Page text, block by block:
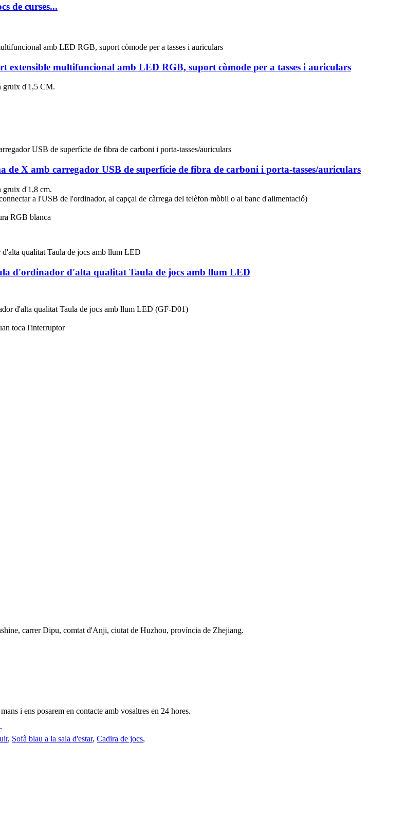
de curses...
extensible multifuncional amb LED RGB, suport còmode per a tasses i auriculars
gruix d'1,5 CM.
X amb carregador USB de superfície de fibra de carboni i porta-tasses/auriculars
gruix d'1,8 cm.
a l'USB de l'ordinador, al capçal de càrrega del telèfon mòbil o al banc d'alimentació)
RGB blanca
d'ordinador d'alta qualitat Taula de jocs amb llum LED
d'alta qualitat Taula de jocs amb llum LED (GF-D01)
toca l'interruptor
carrer Dipu, comtat d'Anji, ciutat de Huzhou, província de Zhejiang.
i ens posarem en contacte amb vosaltres en 24 hores.
, Sofà blau a la sala d'estar, Cadira de jocs,